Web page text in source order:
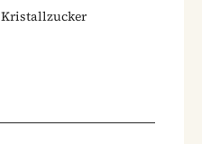
Kristallzucker